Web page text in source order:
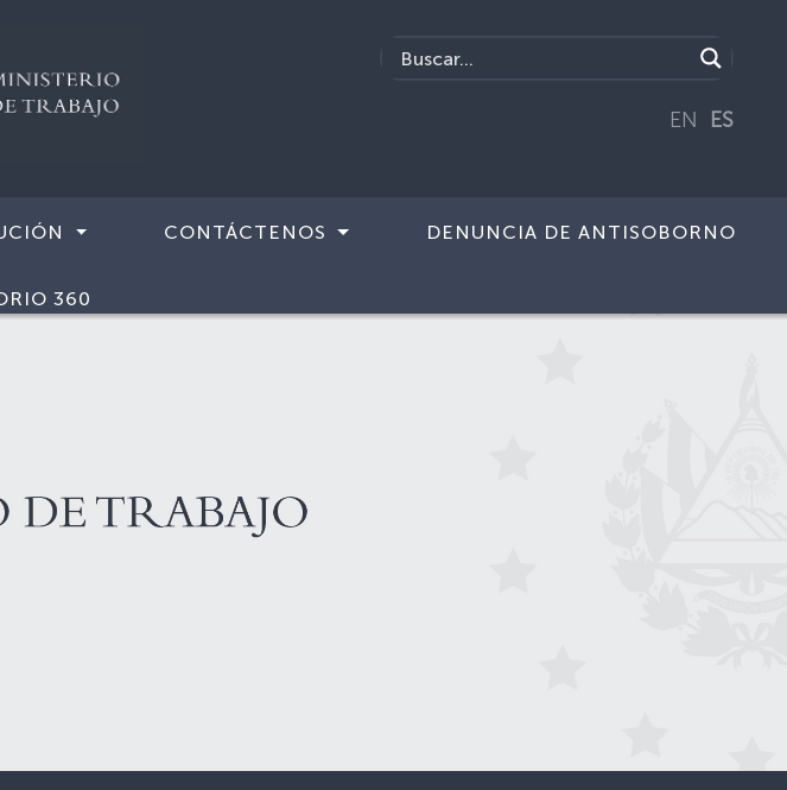
EN ES
CONTÁCTENOS DENUNCIA DE ANTISOBORNO
360